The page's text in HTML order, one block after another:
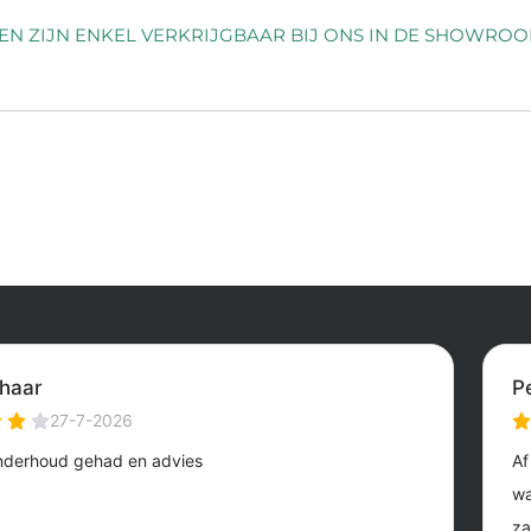
ZIJN ENKEL VERKRIJGBAAR BIJ ONS IN DE